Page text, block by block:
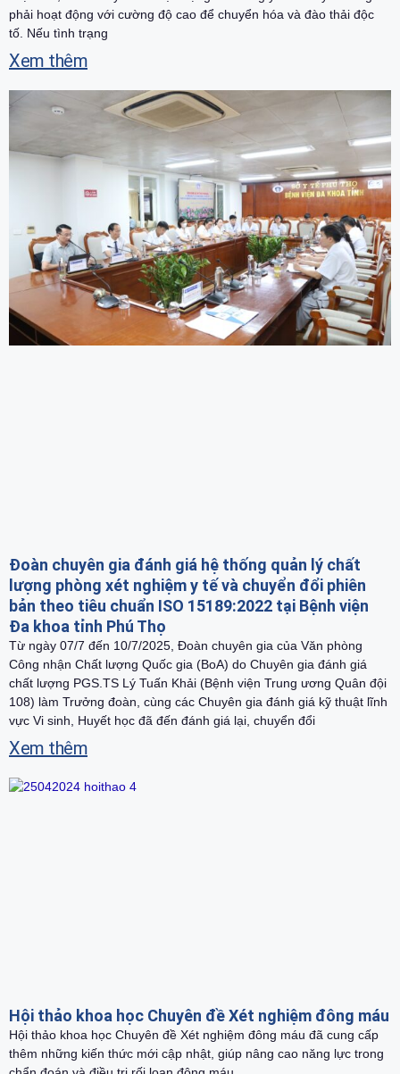
phải hoạt động với cường độ cao để chuyển hóa và đào thải độc
tố. Nếu tình trạng
Xem thêm
Đoàn chuyên gia đánh giá hệ thống quản lý chất
lượng phòng xét nghiệm y tế và chuyển đổi phiên
bản theo tiêu chuẩn ISO 15189:2022 tại Bệnh viện
Đa khoa tỉnh Phú Thọ
Từ ngày 07/7 đến 10/7/2025, Đoàn chuyên gia của Văn phòng
Công nhận Chất lượng Quốc gia (BoA) do Chuyên gia đánh giá
chất lượng PGS.TS Lý Tuấn Khải (Bệnh viện Trung ương Quân đội
108) làm Trưởng đoàn, cùng các Chuyên gia đánh giá kỹ thuật lĩnh
vực Vi sinh, Huyết học đã đến đánh giá lại, chuyển đổi
Xem thêm
Hội thảo khoa học Chuyên đề Xét nghiệm đông máu
Hội thảo khoa học Chuyên đề Xét nghiệm đông máu đã cung cấp
thêm những kiến thức mới cập nhật, giúp nâng cao năng lực trong